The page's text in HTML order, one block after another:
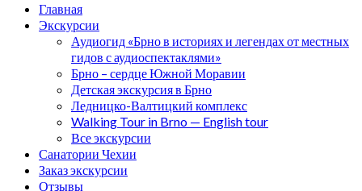
Главная
Экскурсии
Аудиогид «Брно в историях и легендах от местных
гидов с аудиоспектаклями»
Брно – сердце Южной Моравии
Детская экскурсия в Брно
Ледницко-Валтицкий комплекс
Walking Tour in Brno — English tour
Все экскурсии
Санатории Чехии
Заказ экскурсии
Отзывы